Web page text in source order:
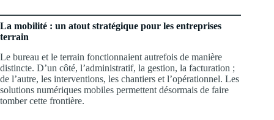
La mobilité : un atout stratégique pour les entreprises
terrain
Le bureau et le terrain fonctionnaient autrefois de manière
distincte. D’un côté, l’administratif, la gestion, la facturation ;
de l’autre, les interventions, les chantiers et l’opérationnel. Les
solutions numériques mobiles permettent désormais de faire
tomber cette frontière.